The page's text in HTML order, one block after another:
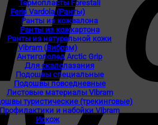
Термопласты Forestali
Feris Vardola (Ранты)
Ранты из кожвалона
Ранты из кожкартона
Ранты из натуральной кожи
Vibram (Вибрам)
Антигололед Arctic Grip
Для скалолазания
Подошвы специальные
Подошвы повседневные
Листовые материалы Vibram
туристические (трекинговые)
Профилактики и набойки Vibram
Искож